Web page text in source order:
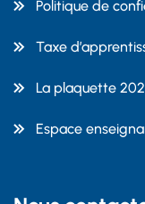
Politique de
Taxe
La plaquette
Espace